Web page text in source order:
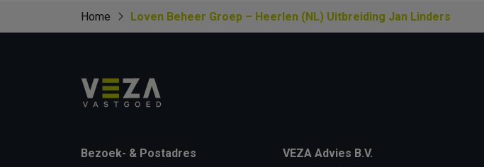
Home Loven Beheer Groep – Heerlen (NL) Uitbreiding Jan Linders
Bezoek- & Postadres
VEZA Advies B.V.